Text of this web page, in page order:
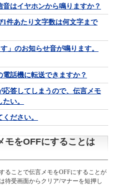
はイヤホンから鳴りますか？
件あたり文字数は何文字まで
」のお知らせ音が鳴ります。
話機に転送できますか？
答してしまうので、伝言メモ
い。
ださい。
モをOFFにすることは
ることで伝言メモをOFFにすることが
待受画面からクリア/マナーを短押し